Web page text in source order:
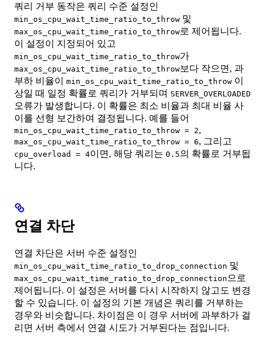
쿼리 거부 동작은 쿼리 수준 설정인
min_os_cpu_wait_time_ratio_to_throw 및
max_os_cpu_wait_time_ratio_to_throw로 제어됩니다.
이 설정이 지정되어 있고
min_os_cpu_wait_time_ratio_to_throw가
max_os_cpu_wait_time_ratio_to_throw 보다 작으면, 과
부하 비율이 min_os_cpu_wait_time_ratio_to_throw 이
상일 때 일정 확률로 쿼리가 거부되며 SERVER_OVERLOADED
오류가 발생합니다. 이 확률은 최소 비율과 최대 비율 사
이를 선형 보간하여 결정됩니다. 예를 들어
min_os_cpu_wait_time_ratio_to_throw = 2,
max_os_cpu_wait_time_ratio_to_throw = 6, 그리고
cpu_overload = 4이면, 해당 쿼리는 0.5의 확률로 거부됩
니다.
연결 차단
연결 차단은 서버 수준 설정인
min_os_cpu_wait_time_ratio_to_drop_connection 및
max_os_cpu_wait_time_ratio_to_drop_connection 으로
제어됩니다. 이 설정은 서버를 다시 시작하지 않고도 변경
할 수 있습니다. 이 설정의 기본 개념은 쿼리를 거부하는
경우와 비슷합니다. 차이점은 이 경우 서버에 과부하가 걸
리면 서버 측에서 연결 시도가 거부된다는 점입니다.